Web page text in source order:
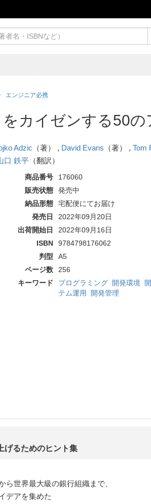
エンジニア必携
カイゼンする50の
Adzic （著） , David Evans （著） , Tom
口 鉄平（翻訳）
商品番号
176060
販売状態
発売中
納品形態
宅配便にてお届け
発売日
2022年09月20日
出荷開始日
2022年09月16日
ISBN
9784798176062
判型
A5
ページ数
256
キーワード
プログラミング 開発環境
テム運用
開発管理
げるためのヒント集
世界最大級の銀行組織まで、
デアを集めた